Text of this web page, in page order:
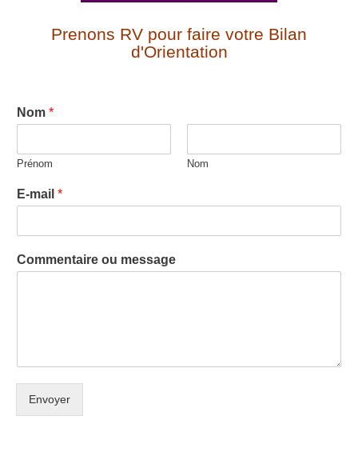
Prenons RV pour faire votre Bilan
d'Orientation
Nom *
Prénom Nom
E-mail *
Commentaire ou message
Envoyer